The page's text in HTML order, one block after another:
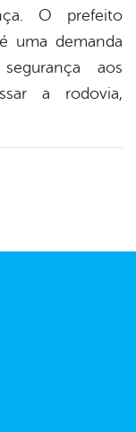
O prefeito
uma demanda
aos
a rodovia,